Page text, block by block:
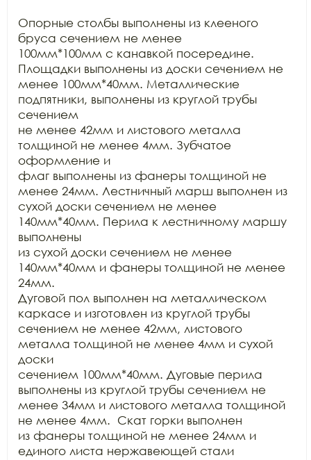
Опорные столбы выполнены из клееного
бруса сечением не менее
100мм*100мм с канавкой посередине.
Площадки выполнены из доски сечением не
менее 100мм*40мм. Металлические
подпятники, выполнены из круглой трубы
сечением
не менее 42мм и листового металла
толщиной не менее 4мм. Зубчатое
оформление и
флаг выполнены из фанеры толщиной не
менее 24мм. Лестничный марш выполнен из
сухой доски сечением не менее
140мм*40мм. Перила к лестничному маршу
выполнены
из сухой доски сечением не менее
140мм*40мм и фанеры толщиной не менее
24мм.
Дуговой пол выполнен на металлическом
каркасе и изготовлен из круглой трубы
сечением не менее 42мм, листового
металла толщиной не менее 4мм и сухой
доски
сечением 100мм*40мм. Дуговые перила
выполнены из круглой трубы сечением не
менее 34мм и листового металла толщиной
не менее 4мм.  Скат горки выполнен
из фанеры толщиной не менее 24мм и
единого листа нержавеющей стали